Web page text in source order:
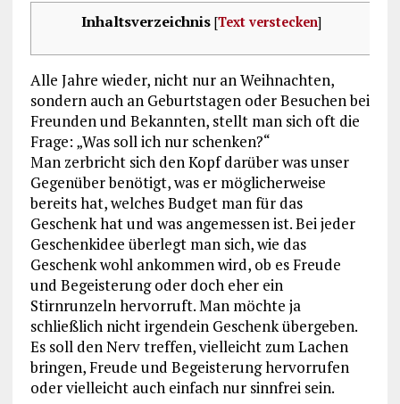
Inhaltsverzeichnis [Text verstecken]
Alle Jahre wieder, nicht nur an Weihnachten,
sondern auch an Geburtstagen oder Besuchen bei
Freunden und Bekannten, stellt man sich oft die
Frage: „Was soll ich nur schenken?“
Man zerbricht sich den Kopf darüber was unser
Gegenüber benötigt, was er möglicherweise
bereits hat, welches Budget man für das
Geschenk hat und was angemessen ist. Bei jeder
Geschenkidee überlegt man sich, wie das
Geschenk wohl ankommen wird, ob es Freude
und Begeisterung oder doch eher ein
Stirnrunzeln hervorruft. Man möchte ja
schließlich nicht irgendein Geschenk übergeben.
Es soll den Nerv treffen, vielleicht zum Lachen
bringen, Freude und Begeisterung hervorrufen
oder vielleicht auch einfach nur sinnfrei sein.